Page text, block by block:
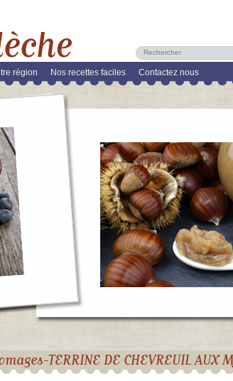
région Nos recettes faciles Contactez nous
-TERRINE DE CHEVREUIL AUX